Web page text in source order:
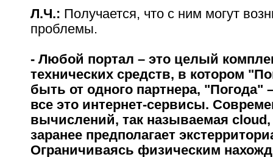
Л.Ч.: Получается, что с ним могут
проблемы.
- Любой портал – это целый
технических средств, в котором
быть от одного партнера, "Погода"
все это интернет-сервисы.
вычислений, так называемая
заранее предполагает
Ограничиваясь физическим